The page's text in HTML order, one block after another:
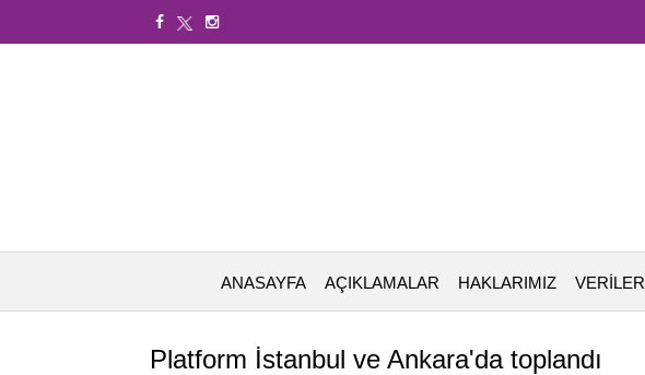
ANASAYFA AÇIKLAMALAR HAKLARIMIZ VERİLER
Platform İstanbul ve Ankara'da toplandı